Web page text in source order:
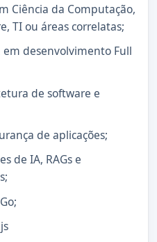
Ciência da Computação,
TI ou áreas correlatas;
desenvolvimento Full
de software e
de aplicações;
de IA, RAGs e